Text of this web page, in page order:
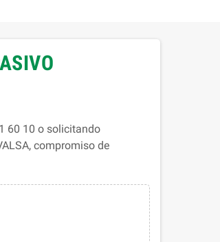
60 10 o solicitando
compromiso de